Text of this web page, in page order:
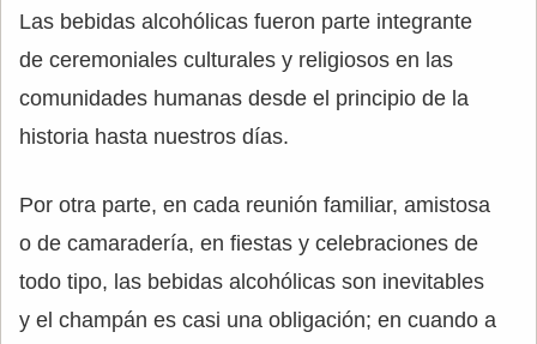
Las bebidas alcohólicas fueron parte integrante
de ceremoniales culturales y religiosos en las
comunidades humanas desde el principio de la
historia hasta nuestros días.
Por otra parte, en cada reunión familiar, amistosa
o de camaradería, en fiestas y celebraciones de
todo tipo, las bebidas alcohólicas son inevitables
y el champán es casi una obligación; en cuando a